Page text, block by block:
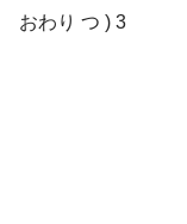
おわり つ ) 3